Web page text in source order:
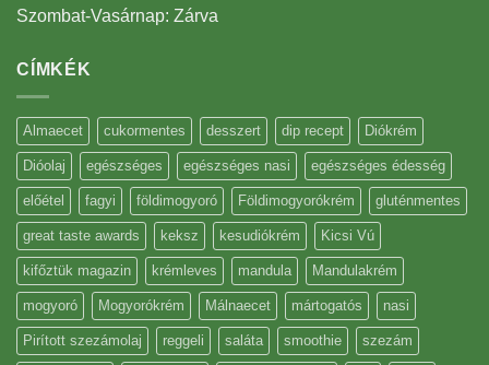
Szombat-Vasárnap: Zárva
CÍMKÉK
Almaecet cukormentes desszert dip recept Diókrém
Dióolaj egészséges egészséges nasi egészséges édesség
előétel fagyi földimogyoró Földimogyorókrém gluténmentes
great taste awards keksz kesudiókrém Kicsi Vú
kifőztük magazin krémleves mandula Mandulakrém
mogyoró Mogyorókrém Málnaecet mártogatós nasi
Pirított szezámolaj reggeli saláta smoothie szezám